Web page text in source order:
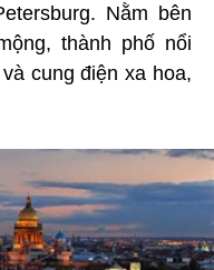
Nằm bên
thành phố nổi
cung điện xa hoa,